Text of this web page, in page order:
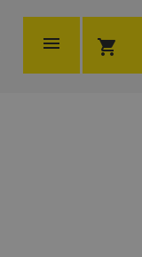
 shopping_cart